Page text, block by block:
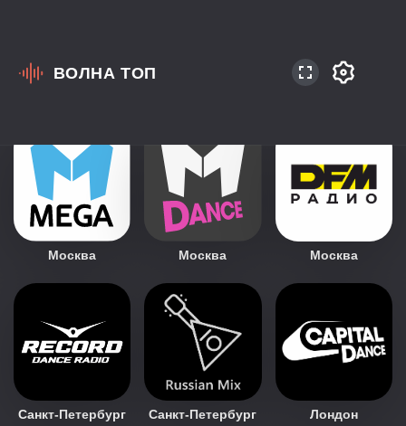
ВОЛНА ТОП
Радио жанра Dance
Москва Москва Москва
Санкт-Петербург Санкт-Петербург Лондон